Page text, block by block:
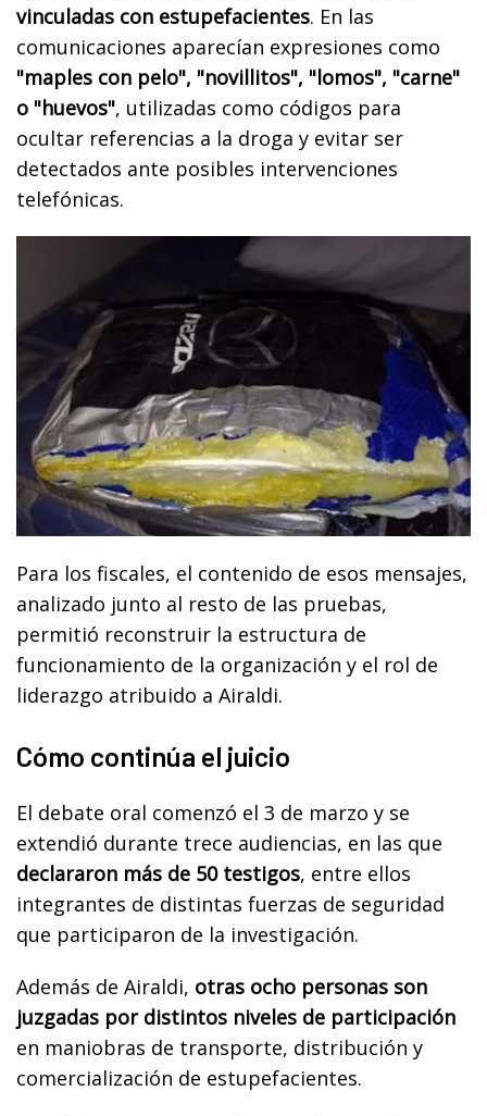
vinculadas con estupefacientes. En las
comunicaciones aparecían expresiones como
"maples con pelo", "novillitos", "lomos", "carne"
o "huevos", utilizadas como códigos para
ocultar referencias a la droga y evitar ser
detectados ante posibles intervenciones
telefónicas.
Para los fiscales, el contenido de esos mensajes,
analizado junto al resto de las pruebas,
permitió reconstruir la estructura de
funcionamiento de la organización y el rol de
liderazgo atribuido a Airaldi.
Cómo continúa el juicio
El debate oral comenzó el 3 de marzo y se
extendió durante trece audiencias, en las que
declararon más de 50 testigos, entre ellos
integrantes de distintas fuerzas de seguridad
que participaron de la investigación.
Además de Airaldi, otras ocho personas son
juzgadas por distintos niveles de participación
en maniobras de transporte, distribución y
comercialización de estupefacientes.